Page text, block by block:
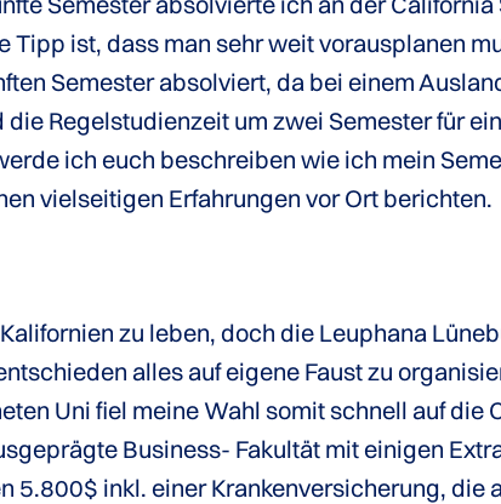
Tipp ist, dass man sehr weit vorausplanen
Semester absolviert, da bei einem
Regelstudienzeit um zwei Semester für
ich euch beschreiben wie ich mein
vielseitigen Erfahrungen vor Ort berichten.
zu leben, doch die Leuphana
alles auf eigene Faust zu
Uni fiel meine Wahl somit schnell auf die
Business- Fakultät mit einigen
5.800$ inkl. einer Krankenversicherung, die